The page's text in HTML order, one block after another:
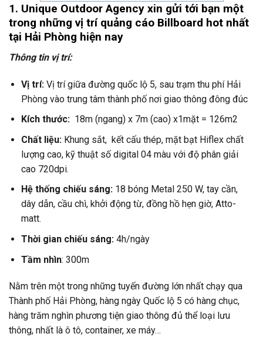
1. Unique Outdoor Agency xin gửi tới bạn một
trong những vị trí quảng cáo Billboard hot nhất
tại Hải Phòng hiện nay
Thông tin vị trí:
Vị trí:Vị trí giữa đường quốc lộ 5, sau trạm thu phí Hải
Phòng vào trung tâm thành phố nơi giao thông đông đúc
Kích thước:18m (ngang) x 7m (cao) x1mặt = 126m2
Chất liệu:Khung sắt, kết cấu thép, mặt bạt Hiflex chất
lượng cao, kỹ thuật số digital 04 màu với độ phân giải
cao 720dpi.
Hệ thống chiếu sáng:18 bóng Metal 250 W, tay cần,
dây dẫn, cầu chì, khởi động từ, đồng hồ hẹn giờ, Atto-
matt.
Thời gian chiếu sáng:4h/ngày
Tầm nhìn: 300m
Nằm trên một trong những tuyến đường lớn nhất chạy qua
Thành phố Hải Phòng, hàng ngày Quốc lộ 5 có hàng chục,
hàng trăm nghìn phương tiện giao thông đủ thể loại lưu
thông, nhất là ô tô, container, xe máy…